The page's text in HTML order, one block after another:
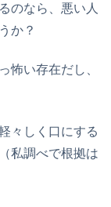
のなら、悪い人
か？
怖い存在だし、
々しく口にする
私調べで根拠は